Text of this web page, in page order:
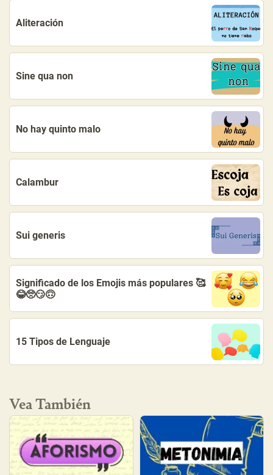
Aliteración
Sine qua non
No hay quinto malo
Calambur
Sui generis
Significado de los Emojis más populares 🥰
😂🥺😏🙃
15 Tipos de Lenguaje
Vea También